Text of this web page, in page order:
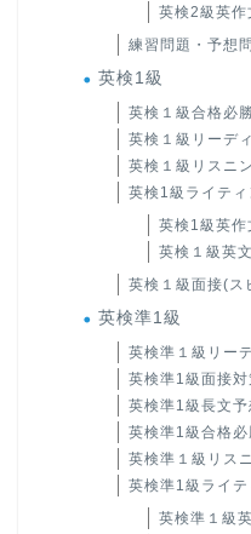
英検2級英作
練習問題・予想
英検1級
英検１級合格必
英検１級リーデ
英検１級リスニ
英検1級ライティ
英検1級英作
英検１級英
英検１級面接(ス
英検準1級
英検準１級リー
英検準1級面接
英検準1級長文
英検準1級合格必
英検準１級リス
英検準1級ライテ
英検準１級